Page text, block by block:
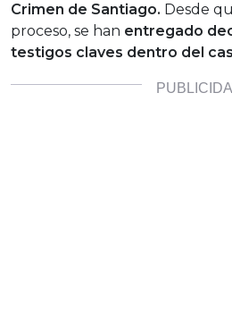
Crimen de Santiago. Desde
proceso, se han entregado
testigos claves dentro del